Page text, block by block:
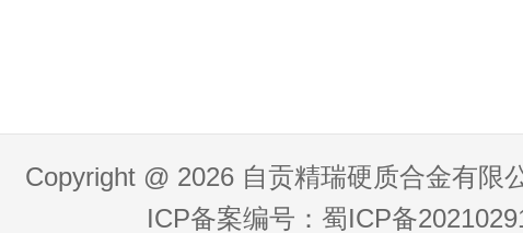
Copyright @ 2026 自贡精瑞硬质合金有限
ICP备案编号：蜀ICP备